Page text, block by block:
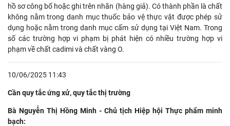
hồ sơ công bố hoặc ghi trên nhãn (hàng giả). Có thành phần là chất
không nằm trong danh mục thuốc bảo vệ thực vật được phép sử
dụng hoặc nằm trong danh mục cấm sử dụng tại Việt Nam. Trong
số các trường hợp vi phạm bị phát hiện có nhiều trường hợp vi
phạm về chất cadimi và chất vàng O.
10/06/2025 11:43
Cần quy tắc ứng xử, quy tắc thị trường
Bà Nguyễn Thị Hồng Minh - Chủ tịch Hiệp hội Thực phẩm minh
bạch: